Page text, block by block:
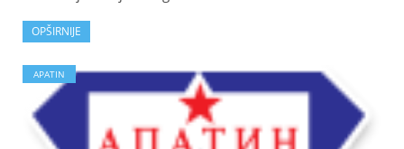
OPŠIRNIJE
APATIN